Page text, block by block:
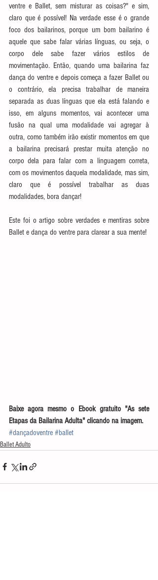
ventre e Ballet, sem misturar as coisas?" e sim,
claro que é possível! Na verdade esse é o grande
foco dos bailarinos, porque um bom bailarino é
aquele que sabe falar várias línguas, ou seja, o
corpo dele sabe fazer vários estilos de
movimentação. Então, quando uma bailarina faz
dança do ventre e depois começa a fazer Ballet ou
o contrário, ela precisa trabalhar de maneira
separada as duas línguas que ela está falando e
isso, em alguns momentos, vai acontecer uma
fusão na qual uma modalidade vai agregar à
outra, como também irão existir momentos em que
a bailarina precisará prestar muita atenção no
corpo dela para falar com a linguagem correta,
com os movimentos daquela modalidade, mas sim,
claro que é possível trabalhar as duas
modalidades, bora dançar!
Este foi o artigo sobre verdades e mentiras sobre
Ballet e dança do ventre para clarear a sua mente!
Baixe agora mesmo o Ebook gratuito "As sete
Etapas da Bailarina Adulta" clicando na imagem.
#dançadoventre #ballet
Ballet Adulto